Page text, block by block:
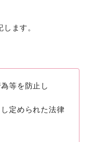
します。
等を防止し
定められた法律